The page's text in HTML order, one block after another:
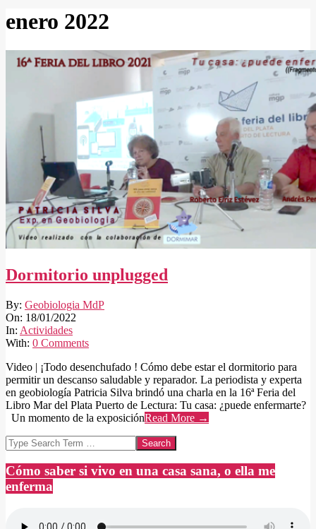
enero 2022
Dormitorio unplugged
2022-
01-
18
By: Geobiologia MdP
On: 18/01/2022
In: Actividades
With: 0 Comments
Video | ¡Todo desenchufado ! Cómo debe estar el dormitorio para
permitir un descanso saludable y reparador. La periodista y experta
en geobiología Patricia Silva brindó una charla en la 16ª Feria del
Libro Mar del Plata Puerto de Lectura: Tu casa: ¿puede enfermarte?
Un momento de la exposiciónRead More →
Search
Cómo saber si vivo en una casa sana, o ella me
enferma